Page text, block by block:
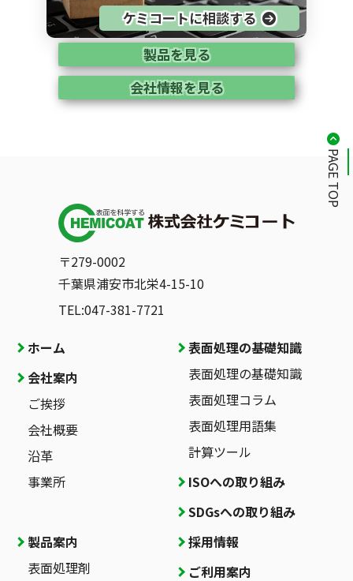
ケミコートに相談する
製品を見る
会社情報を見る
〒279-0002
千葉県浦安市北栄4-15-10
TEL:047-381-7721
ホーム
会社案内
ご挨拶
会社概要
沿革
事業所
製品案内
表面処理剤
表面処理の基礎知識
表面処理の基礎知識
表面処理コラム
表面処理用語集
計算ツール
ISOへの取り組み
SDGsへの取り組み
採用情報
ご利用案内
PAGE TOP